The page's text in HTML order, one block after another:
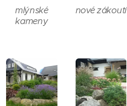
mlýnské
kameny
nové zákoutí